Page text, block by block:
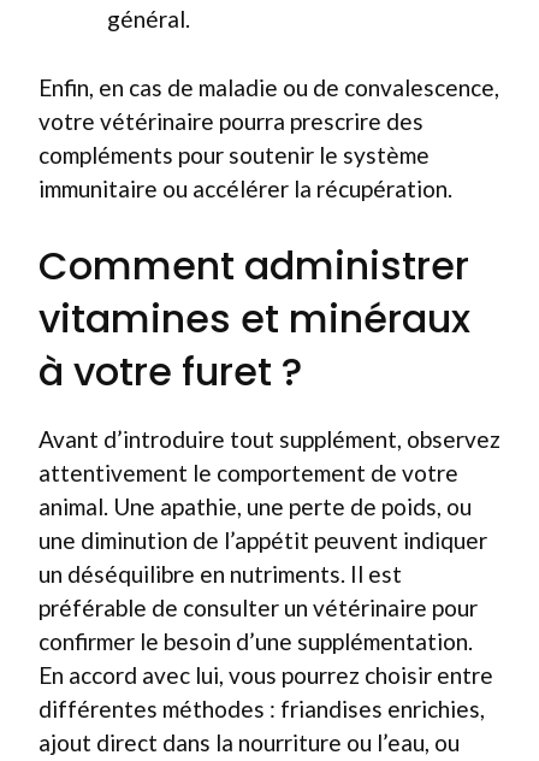
général.
Enfin, en cas de maladie ou de convalescence,
votre vétérinaire pourra prescrire des
compléments pour soutenir le système
immunitaire ou accélérer la récupération.
Comment administrer
vitamines et minéraux
à votre furet ?
Avant d’introduire tout supplément, observez
attentivement le comportement de votre
animal. Une apathie, une perte de poids, ou
une diminution de l’appétit peuvent indiquer
un déséquilibre en nutriments. Il est
préférable de consulter un vétérinaire pour
confirmer le besoin d’une supplémentation.
En accord avec lui, vous pourrez choisir entre
différentes méthodes : friandises enrichies,
ajout direct dans la nourriture ou l’eau, ou